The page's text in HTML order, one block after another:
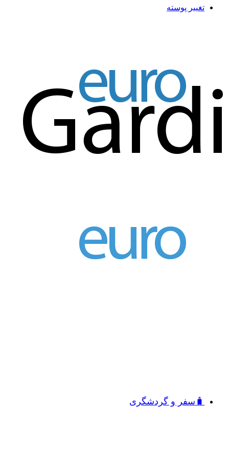
تغییر پوسته
🧳سفر و گردشگری